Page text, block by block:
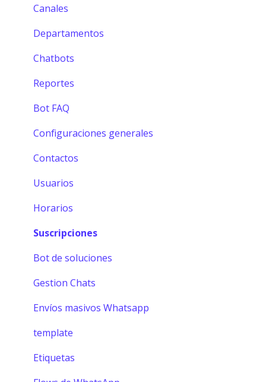
MCP
Canales
Departamentos
Chatbots
Reportes
Bot FAQ
Configuraciones generales
Contactos
Usuarios
Horarios
Suscripciones
Bot de soluciones
Gestion Chats
Envíos masivos Whatsapp
template
Etiquetas